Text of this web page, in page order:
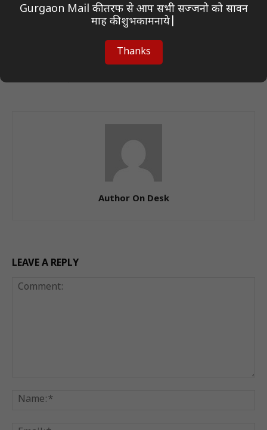
सेमिनार! भारतीय ज्ञान परंपरा पर जुटे
सेमेस्टर परीक्षा फॉर्म भरने का आखिरी
मौका! 16 मई तक बढ़ी आवेदन की
Author On Desk
LEAVE A REPLY
Gurgaon Mail की तरफ से आप सभी सज्जनो को सावन
माह की शुभकामनाये|
Thanks